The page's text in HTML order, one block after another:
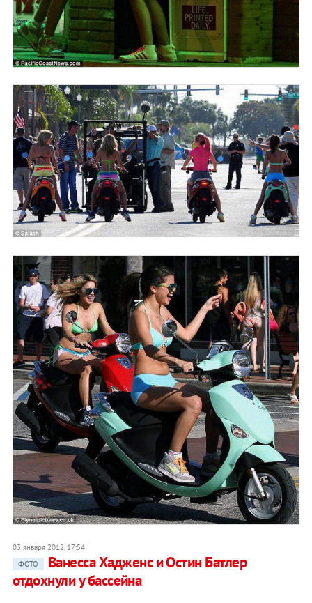
03 января 2012, 17:54
ФОТО
Ванесса Хадженс и Остин Батлер
отдохнули у бассейна